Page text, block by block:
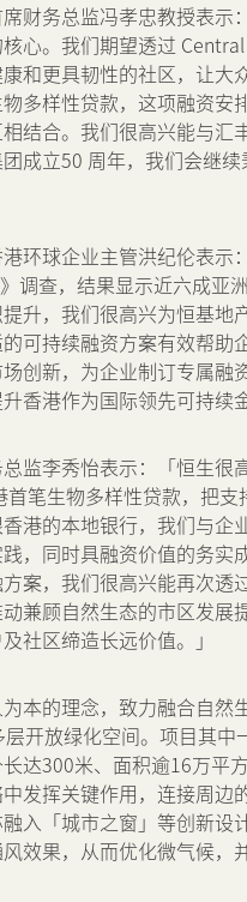
财务总监冯孝忠教授表示
心。我们期望透过
和更具韧性的社区，让大
多样性贷款，这项融资安
结合。我们很高兴能与汇
成立50 周年，我们会继
环球企业主管洪纪伦表示
调查，结果显示近六成亚
升，我们很高兴为恒基地
可持续融资方案有效帮助
创新，为企业制订专属融
香港作为国际领先可持续
监李秀怡表示：「恒生很
首笔生物多样性贷款，把
港的本地银行，我们与企
，同时具融资价值的务实
案，我们很高兴能再次透
兼顾自然生态的市区发展
社区缔造长远价值。」
本的理念，致力融合自然
开放绿化空间。项目其中
达300米、面积逾16万平
发挥关键作用，连接周边
入「城市之窗」等创新设
效果，从而优化微气候，